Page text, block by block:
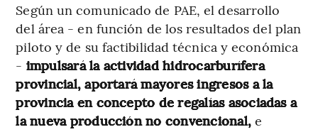
Según un comunicado de PAE, el desarrollo
del área - en función de los resultados del plan
piloto y de su factibilidad técnica y económica
- impulsará la actividad hidrocarburífera
provincial, aportará mayores ingresos a la
provincia en concepto de regalías asociadas a
la nueva producción no convencional, e